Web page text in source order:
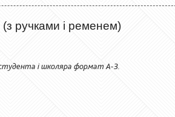
(з ручками і ременем)
і школяра формат А-3.